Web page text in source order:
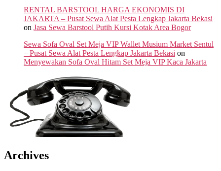
RENTAL BARSTOOL HARGA EKONOMIS DI
JAKARTA – Pusat Sewa Alat Pesta Lengkap Jakarta Bekasi
on Jasa Sewa Barstool Putih Kursi Kotak Area Bogor
Sewa Sofa Oval Set Meja VIP Wallet Musium Market Sentul
– Pusat Sewa Alat Pesta Lengkap Jakarta Bekasi on
Menyewakan Sofa Oval Hitam Set Meja VIP Kaca Jakarta
Archives